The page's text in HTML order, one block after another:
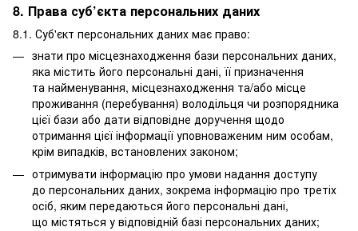
8. Права суб’єкта персональних даних
8.1. Суб'єкт персональних даних має право:
знати про місцезнаходження бази персональних даних,
яка містить його персональні дані, її призначення
та найменування, місцезнаходження та/або місце
проживання (перебування) володільця чи розпорядника
цієї бази або дати відповідне доручення щодо
отримання цієї інформації уповноваженим ним особам,
крім випадків, встановлених законом;
отримувати інформацію про умови надання доступу
до персональних даних, зокрема інформацію про третіх
осіб, яким передаються його персональні дані,
що містяться у відповідній базі персональних даних;